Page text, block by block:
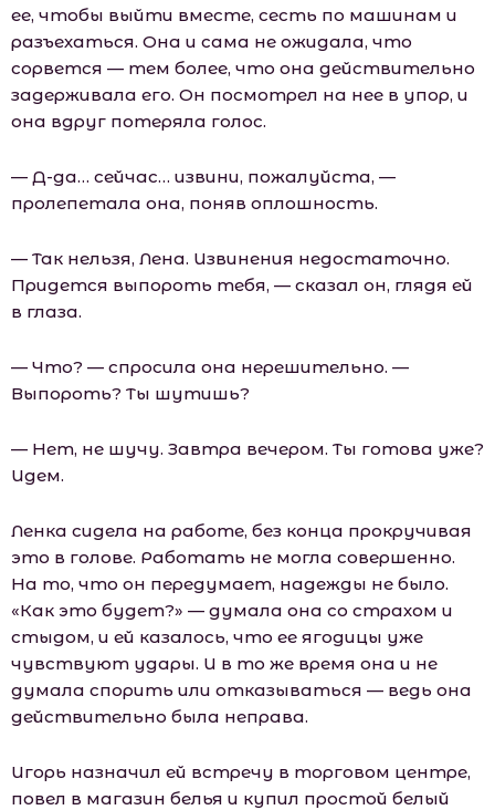
ее, чтобы выйти вместе, сесть по машинам и
разъехаться. Она и сама не ожидала, что
сорвется — тем более, что она действительно
задерживала его. Он посмотрел на нее в упор, и
она вдруг потеряла голос.
— Д-да… сейчас… извини, пожалуйста, —
пролепетала она, поняв оплошность.
— Так нельзя, Лена. Извинения недостаточно.
Придется выпороть тебя, — сказал он, глядя ей
в глаза.
— Что? — спросила она нерешительно. —
Выпороть? Ты шутишь?
— Нет, не шучу. Завтра вечером. Ты готова уже?
Идем.
Ленка сидела на работе, без конца прокручивая
это в голове. Работать не могла совершенно.
На то, что он передумает, надежды не было.
«Как это будет?» — думала она со страхом и
стыдом, и ей казалось, что ее ягодицы уже
чувствуют удары. И в то же время она и не
думала спорить или отказываться — ведь она
действительно была неправа.
Игорь назначил ей встречу в торговом центре,
повел в магазин белья и купил простой белый